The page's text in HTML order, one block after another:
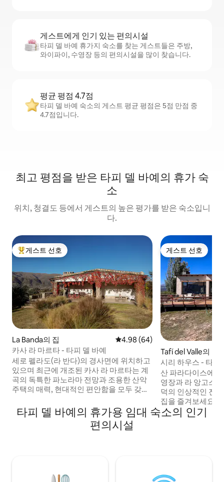
게스트에게 인기 있는 편의시설
타피 델 바예 휴가지 숙소를 찾는 게스트들은 주방,
와이파이, 수영장 등의 편의시설을 많이 찾습니다.
평균 평점 4.7점
타피 델 바예 숙소의 게스트 평균 평점은 5점 만점 중
4.7점입니다.
최고 평점을 받은 타피 델 바예의 휴가 숙
소
위치, 청결도 등에서 게스트의 높은 평가를 받은 숙소입니
다.
상위 게스트 선호
게스트 선호
La Banda의 집 평점 4.98점(5점 만점), 후기 64
4.98 (64)
카사 라 마르타 - 타피 델 바예
세로 펠라도(라 반다)의 경사면에 위치하고
있으며 최근에 개조된 카사 라 마르타는 계
곡의 독특한 파노라마 전망과 조용한 산악
주택의 매력, 현대적인 편안함을 모두 갖추
리에 있으며, 강으로 전용 출입이 가능하고,
넓은 정원, 시설이 완비된 야외 공간, 그릴이
있는 파노라마 테라스, 풍경을 감상할 수 있
게스트 선호
게스트 선호
Tafí del Valle의 집
시리 하우스 - 타피
전망
산 파라다이스에
영장과 라 앙고스
덕의 인상적인 전
집을 즐겨보세요.
Siringuillas" 의 개
는 투쿠만에서 가
타피 델 바예의 휴가용 임대 숙소의 인기
편의시설